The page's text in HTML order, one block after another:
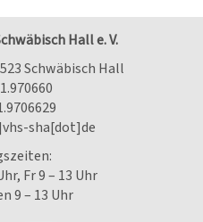
Hall e. V.
Schwäbisch Hall
sha[dot]de
Fr 9 – 13 Uhr
9 – 13 Uhr